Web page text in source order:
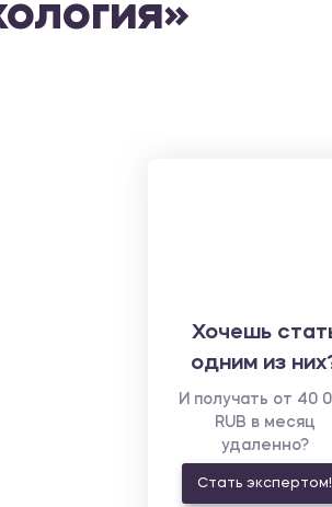
Хочешь
одним из
И получать от 40
RUB в месяц
удаленно?
Стать экспертом!